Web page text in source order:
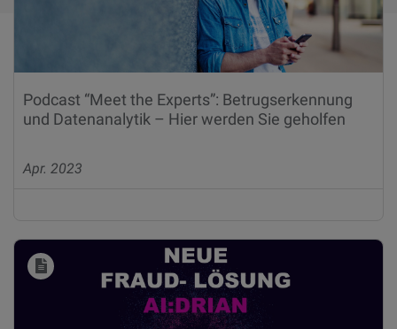
Podcast “Meet the Experts”: Betrugserkennung
und Datenanalytik – Hier werden Sie geholfen
Apr. 2023